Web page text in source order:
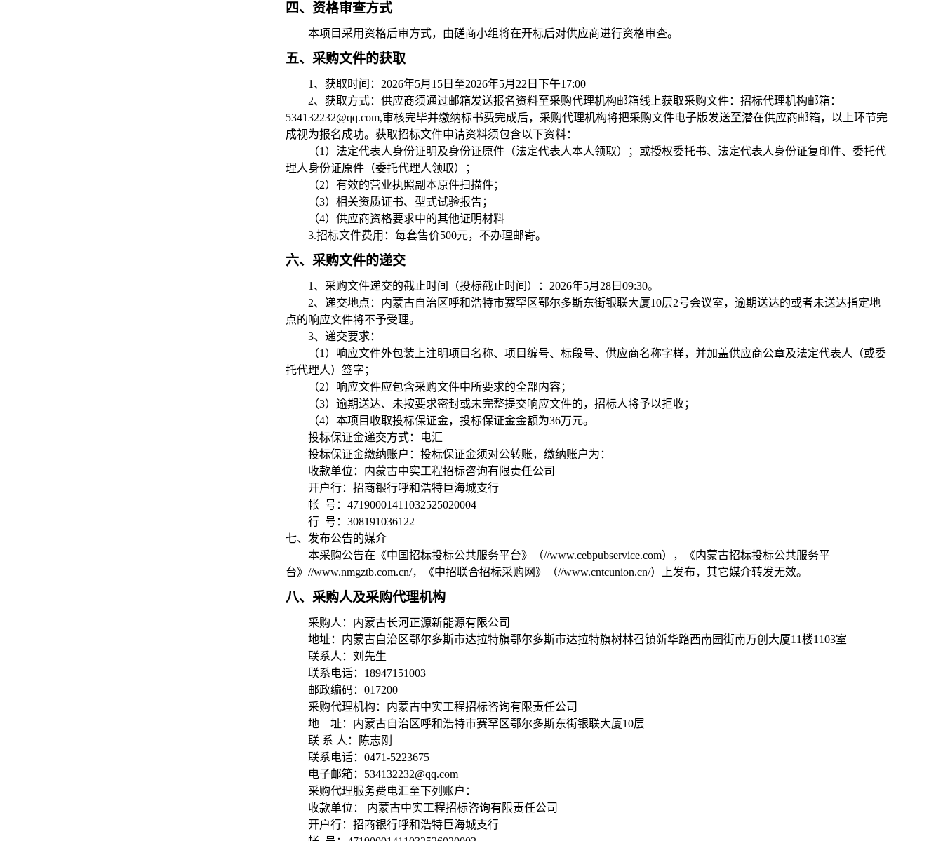
四、资格审查方式
本项目采用资格后审方式，由磋商小组将在开标后对供应商进行资格审查。
五、采购文件的获取
1 、获取时间：2026年5月15日至2026年5月22日下午17:00
2、获取方式：供应商须通过邮箱发送报名资料至采购代理机构邮箱线上获取采购文件：招标代理机构邮箱：
534132232@qq.com,审核完毕并缴纳标书费完成后，采购代理机构将把采购文件电子版发送至潜在供应商邮箱，以上环节完
成视为报名成功。获取招标文件申请资料须包含以下资料：
（1）法定代表人身份证明及身份证原件（法定代表人本人领取）；或授权委托书、法定代表人身份证复印件、委托代
理人身份证原件（委托代理人领取）；
（2）有效的营业执照副本原件扫描件；
（3）相关资质证书、型式试验报告；
（4）供应商资格要求中的其他证明材料
3.招标文件费用：每套售价500元，不办理邮寄。
六、采购文件的递交
1 、采购文件递交的截止时间（投标截止时间）：2026年5月28日09:30。
2、递交地点：内蒙古自治区呼和浩特市赛罕区鄂尔多斯东街银联大厦10层2号会议室，逾期送达的或者未送达指定地
点的响应文件将不予受理。
3、递交要求：
（1）响应文件外包装上注明项目名称、项目编号、标段号、供应商名称字样，并加盖供应商公章及法定代表人（或委
托代理人）签字；
（2）响应文件应包含采购文件中所要求的全部内容；
（3）逾期送达、未按要求密封或未完整提交响应文件的，招标人将予以拒收；
（4）本项目收取投标保证金，投标保证金金额为36万元。
投标保证金递交方式：电汇
投标保证金缴纳账户：投标保证金须对公转账，缴纳账户为：
收款单位：内蒙古中实工程招标咨询有限责任公司
开户行：招商银行呼和浩特巨海城支行
帐 号：47190001411032525020004
行 号：308191036122
七、发布公告的媒介
本采购公告在 《中国招标投标公共服务平台》（//www.cebpubservice.com），《内蒙古招标投标公共服务平
台》//www.nmgztb.com.cn/，《中招联合招标采购网》（//www.cntcunion.cn/）上发布，其它媒介转发无效。
八、采购人及采购代理机构
采购人：内蒙古长河正源新能源有限公司
地址：内蒙古自治区鄂尔多斯市达拉特旗鄂尔多斯市达拉特旗树林召镇新华路西南园街南万创大厦11楼1103室
联系人：刘先生
联系电话：18947151003
邮政编码：017200
采购代理机构：内蒙古中实工程招标咨询有限责任公司
地 址：内蒙古自治区呼和浩特市赛罕区鄂尔多斯东街银联大厦10层
联 系 人：陈志刚
联系电话：0471-5223675
电子邮箱：534132232@qq.com
采购代理服务费电汇至下列账户：
收款单位： 内蒙古中实工程招标咨询有限责任公司
开户行：招商银行呼和浩特巨海城支行